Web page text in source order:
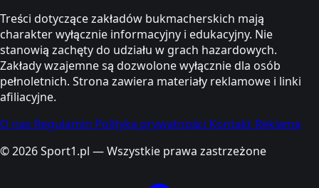
Treści dotyczące zakładów bukmacherskich mają
charakter wyłącznie informacyjny i edukacyjny. Nie
stanowią zachęty do udziału w grach hazardowych.
Zakłady wzajemne są dozwolone wyłącznie dla osób
pełnoletnich. Strona zawiera materiały reklamowe i linki
afiliacyjne.
O nas Regulamin Polityka prywatności Kontakt Reklama
© 2026 Sport1.pl — Wszystkie prawa zastrzeżone